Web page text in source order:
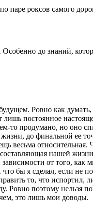
паре роксов самого
до знаний,
Ровно как
постоянное
то продумано, но оно
до финальной ее
относительная.
нашей
от того,
бы я сделал, если не
то, что испортил,
Ровно поэтому
это лишь мои доводы.